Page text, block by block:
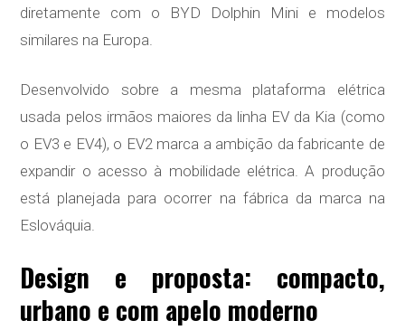
diretamente com o BYD Dolphin Mini e modelos
similares na Europa.
Desenvolvido sobre a mesma plataforma elétrica
usada pelos irmãos maiores da linha EV da Kia (como
o EV3 e EV4), o EV2 marca a ambição da fabricante de
expandir o acesso à mobilidade elétrica. A produção
está planejada para ocorrer na fábrica da marca na
Eslováquia.
Design e proposta: compacto,
urbano e com apelo moderno